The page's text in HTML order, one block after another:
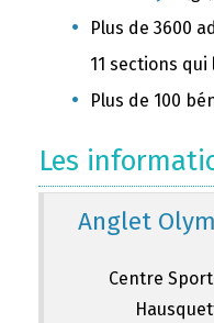
Plus de 3600
11 sections
Plus de 100
Les
Anglet
Centre